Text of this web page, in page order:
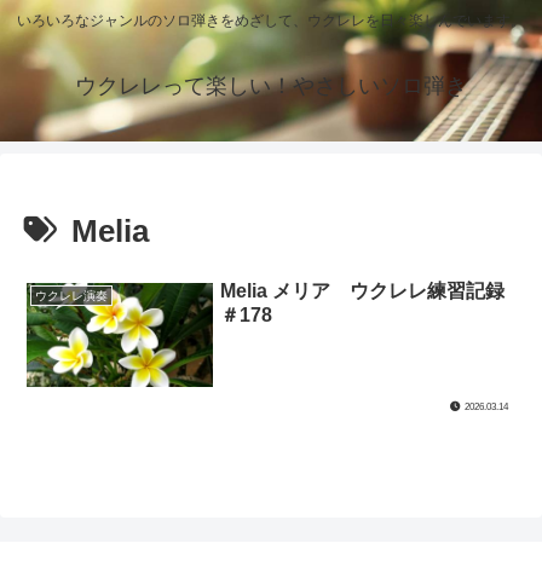
いろいろなジャンルのソロ弾きをめざして、ウクレレを日々楽しんでいます。
ウクレレって楽しい！やさしいソロ弾き
Melia
ウクレレ演奏
Melia メリア ウクレレ練習記録
＃178
2026.03.14